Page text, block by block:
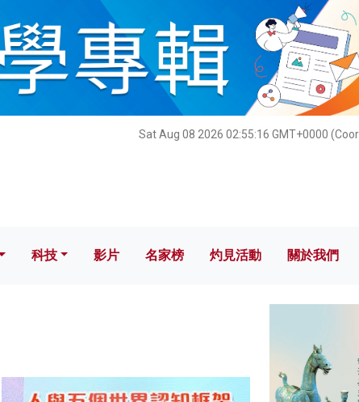
Sat Aug 08 2026 02:55:17 GMT+0000
科技 影片 名家榜 灼見活動 關於我
科技 影片 名家榜 灼見活動 關於我們